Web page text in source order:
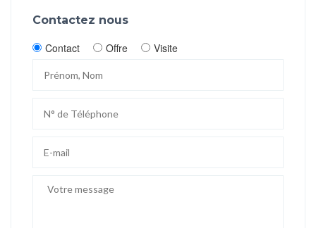
Contactez nous
Contact Offre Visite